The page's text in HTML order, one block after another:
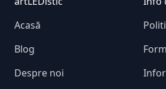
Acasă
Blog
Despre noi